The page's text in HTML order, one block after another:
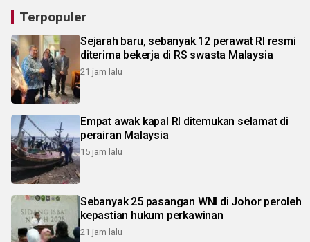
Terpopuler
Sejarah baru, sebanyak 12 perawat RI resmi
diterima bekerja di RS swasta Malaysia
21 jam lalu
Empat awak kapal RI ditemukan selamat di
perairan Malaysia
15 jam lalu
Sebanyak 25 pasangan WNI di Johor peroleh
kepastian hukum perkawinan
21 jam lalu